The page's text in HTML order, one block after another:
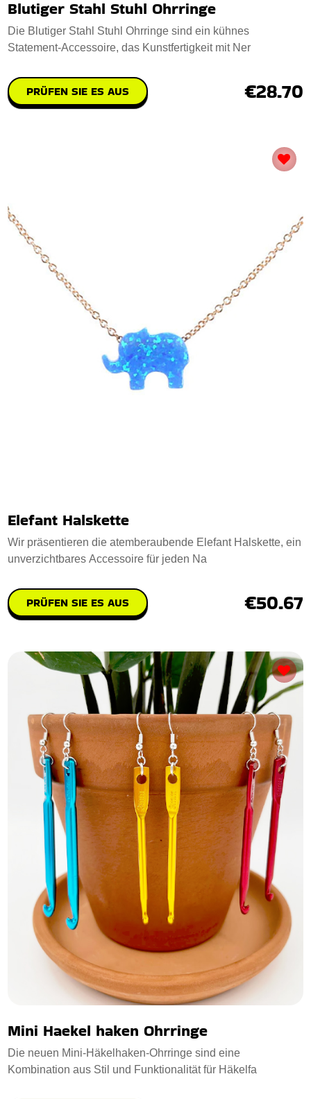
Blutiger Stahl Stuhl Ohrringe
Die Blutiger Stahl Stuhl Ohrringe sind ein kühnes
Statement-Accessoire, das Kunstfertigkeit mit Ner
PRÜFEN SIE ES AUS €28.70
Elefant Halskette
Wir präsentieren die atemberaubende Elefant Halskette, ein
unverzichtbares Accessoire für jeden Na
PRÜFEN SIE ES AUS €50.67
Mini Haekel haken Ohrringe
Die neuen Mini-Häkelhaken-Ohrringe sind eine
Kombination aus Stil und Funktionalität für Häkelfa